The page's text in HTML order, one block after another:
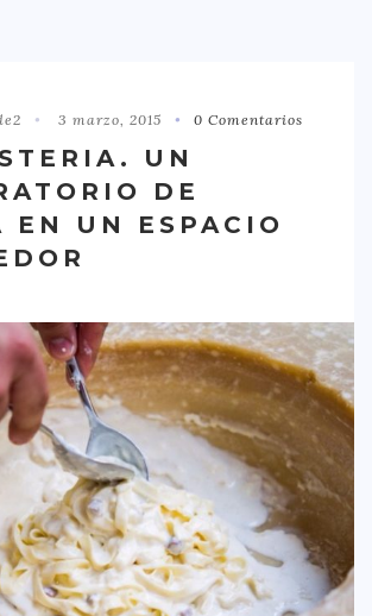
3 marzo, 2015 0 Comentarios
UN
DE
EN UN ESPACIO